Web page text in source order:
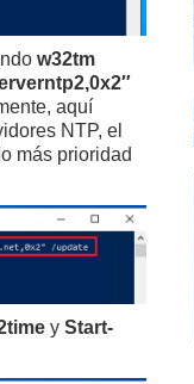
w32tm
aquí
NTP, el
más prioridad
y Start-